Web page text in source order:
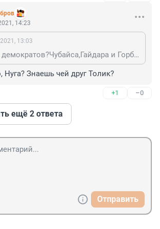
14:23
13:03
Поклонник демократов?Чубайса,Гайдара и Горбачева,а теперь и Байдена
Нуга? Знаешь чей друг Толик?
+1 –0
ещё 2 ответа
Отправить